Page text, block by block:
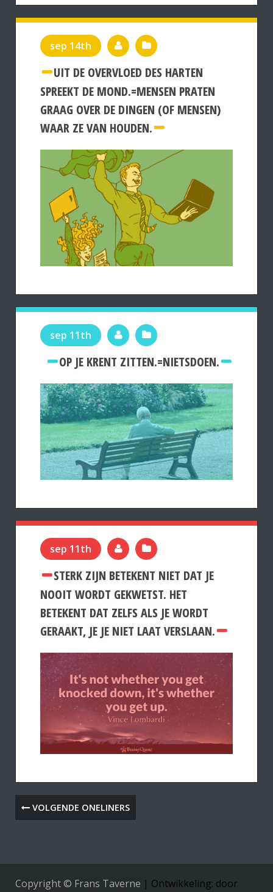
sep 14th
UIT DE OVERVLOED DES HARTEN
SPREEKT DE MOND.=MENSEN PRATEN
GRAAG OVER DE DINGEN (OF MENSEN)
WAAR ZE VAN HOUDEN.
sep 11th
OP JE KRENT ZITTEN.=NIETSDOEN.
sep 11th
STERK ZIJN BETEKENT NIET DAT JE
NOOIT WORDT GEKWETST. HET
BETEKENT DAT ZELFS ALS JE WORDT
GERAAKT, JE JE NIET LAAT VERSLAAN.
VOLGENDE ONELINERS
Copyright © Frans Taverne | Ontwikkeling: door